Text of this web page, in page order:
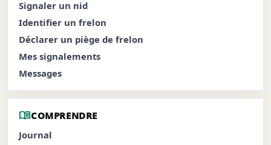
Signaler un nid
Identifier un frelon
Déclarer un piège de frelon
Mes signalements
Messages
menu_bookCOMPRENDRE
Journal